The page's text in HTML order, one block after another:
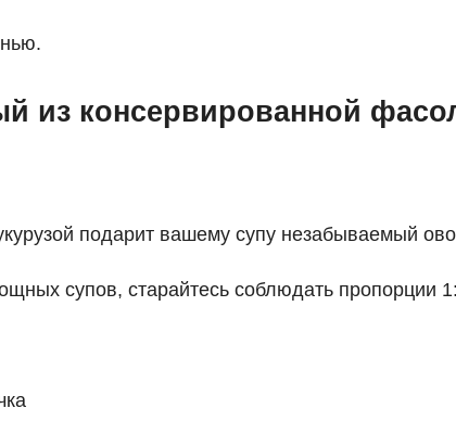
из консервированной
подарит вашему супу незабываемый
супов, старайтесь соблюдать пропорции